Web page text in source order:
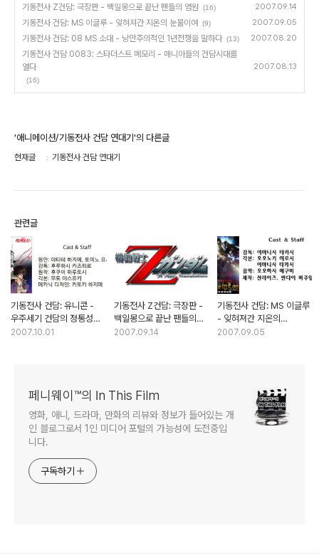
기동전사 Z건담: 극장판 - 백일몽으로 끝난 팬들의 염원 (16) 2007.09.14
기동전사 건담: MS 이글루 - 잊혀져간 지온의 눈물이여 (9) 2007.09.05
기동전사 건담: 08 MS 소대 - 낭만주의적인 1년전쟁을 말하다 (13) 2007.08.20
기동전사 건담 0083: 스타더스트 메모리 - 매니아들의 건담시대를
열다
(16)
2007.08.13
'애니메이션/기동전사 건담 연대기'의 다른글
현재글 기동전사 건담 연대기
관련글
기동전사 건담: 유니콘 -
우주세기 건담의 정통성을
살릴 기대주
2007.10.01
기동전사 Z건담: 극장판 -
백일몽으로 끝난 팬들의
염원
2007.09.14
기동전사 건담: MS 이글루
- 잊혀져간 지온의
눈물이여
2007.09.05
페니웨이™의 In This Film
영화, 애니, 드라마, 만화의 리뷰와 정보가 들어있는 개
인 블로그로서 1인 미디어 포털의 가능성에 도전중입
니다.
구독하기